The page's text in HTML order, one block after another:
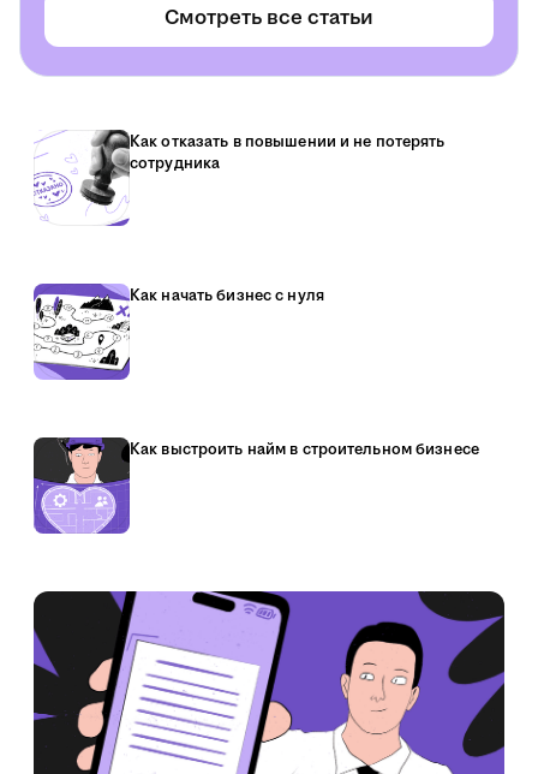
Смотреть все статьи
Как отказать в повышении и не потерять
сотрудника
Как начать бизнес с нуля
Как выстроить найм в строительном бизнесе